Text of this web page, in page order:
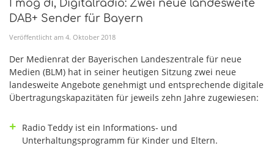
I mog di, Digitalradio: Zwei neue landesweite
DAB+ Sender für Bayern
Veröffentlicht am 4. Oktober 2018
Der Medienrat der Bayerischen Landeszentrale für neue
Medien (BLM) hat in seiner heutigen Sitzung zwei neue
landesweite Angebote genehmigt und entsprechende digitale
Übertragungskapazitäten für jeweils zehn Jahre zugewiesen:
Radio Teddy ist ein Informations- und
Unterhaltungsprogramm für Kinder und Eltern.